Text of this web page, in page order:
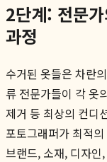
2단계: 전문
과정
수거된 옷들은 차란
류 전문가들이 각 옷
제거 등 최상의 컨디
포토그래퍼가 최적
브랜드, 소재, 디자인